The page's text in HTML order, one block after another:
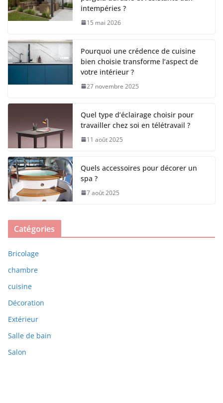
intempéries ?
15 mai 2026
Pourquoi une crédence de cuisine
bien choisie transforme l’aspect de
votre intérieur ?
27 novembre 2025
Quel type d’éclairage choisir pour
travailler chez soi en télétravail ?
11 août 2025
Quels accessoires pour décorer un
spa ?
7 août 2025
Catégories
Bricolage
chambre
cuisine
Décoration
Extérieur
Salle de bain
Salon